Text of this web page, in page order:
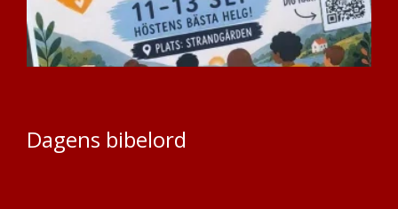
Dagens bibelord